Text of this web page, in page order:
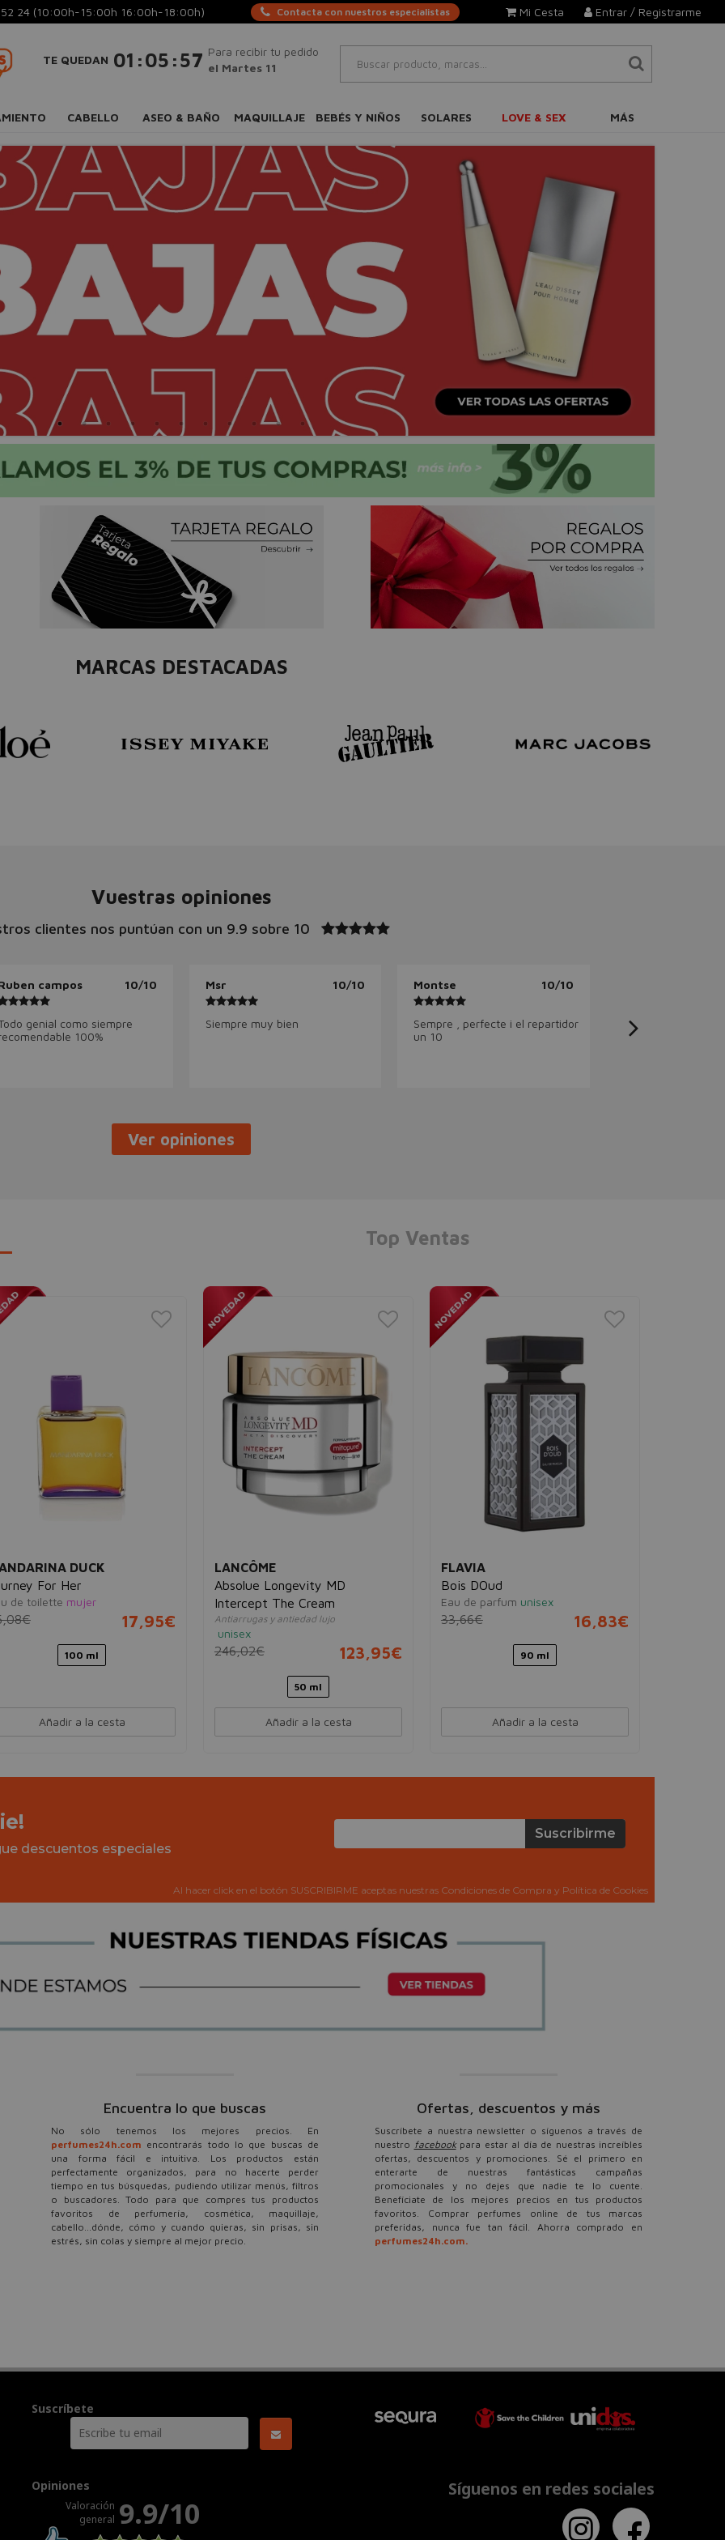
24 (10:00h-15:00h 16:00h-18:00h) Contacta con nuestros especialistas Entrar / Registrarme
Mi Cesta
TE QUEDAN 01 :05 :57 Para recibir tu pedido
el Martes 11
CABELLO ASEO & BAÑO MAQUILLAJE BEBÉS Y NIÑOS SOLARES LOVE & SEX MÁS
MARCAS DESTACADAS
Vuestras opiniones
clientes nos puntúan con un 9.9 sobre 10
campos 10/10
genial como siempre
100%
Msr 10/10
Siempre muy bien
Montse 10/10
Sempre , perfecte i el repartidor
un 10
Ver opiniones
Top Ventas
DUCK
For Her
de toilette mujer
17,95€
100 ml
Añadir a la cesta
LANCÔME
Absolue Longevity MD
Intercept The Cream
Antiarrugas y antiedad lujo
unisex
246,02€ 123,95€
50 ml
Añadir a la cesta
FLAVIA
Bois DOud
Eau de parfum unisex
33,66€ 16,83€
90 ml
Añadir a la cesta
descuentos especiales
Suscribirme
Al hacer click en el botón SUSCRIBIRME aceptas nuestras Condiciones de Compra y Política de Cookies
Encuentra lo que buscas
No sólo tenemos los mejores precios. En
perfumes24h.com encontrarás todo lo que buscas de
una forma fácil e intuitiva. Los productos están
perfectamente organizados, para no hacerte perder
tiempo en tus búsquedas, pudiendo utilizar menús, filtros
o buscadores. Todo para que compres tus productos
favoritos de perfumería, cosmética, maquillaje,
cabello...dónde, cómo y cuando quieras, sin prisas, sin
estrés, sin colas y siempre al mejor precio.
Ofertas, descuentos y más
Suscríbete a nuestra newsletter o síguenos a través de
nuestro facebookpara estar al día de nuestras increíbles
ofertas, descuentos y promociones. Sé el primero en
enterarte de nuestras fantásticas campañas
promocionales y no dejes que nadie te lo cuente.
Benefíciate de los mejores precios en tus productos
favoritos. Comprar perfumes online de tus marcas
preferidas, nunca fue tan fácil. Ahorra comprado en
perfumes24h.com.
Suscríbete
Opiniones
Valoración
general 9.9/10
Síguenos en redes sociales